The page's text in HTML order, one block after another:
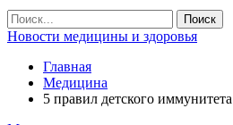
Новости медицины и здоровья
Главная
Медицина
5 правил детского иммунитета